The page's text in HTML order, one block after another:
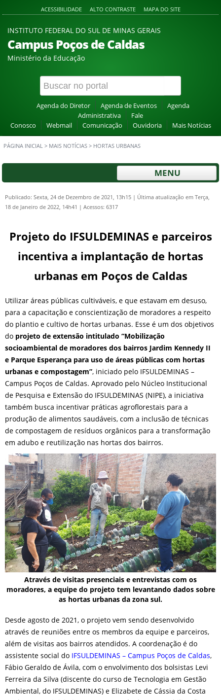
ACESSIBILIDADE ALTO CONTRASTE MAPA DO SITE
INSTITUTO FEDERAL DO SUL DE MINAS GERAIS
Campus Poços de Caldas
Ministério da Educação
Agenda do Diretor Agenda de Eventos
Agenda
Administrativa
Fale
Conosco
Webmail Comunicação Ouvidoria Mais Notícias
PÁGINA INICIAL > MAIS NOTÍCIAS > HORTAS URBANAS
MENU
Publicado: Sexta, 24 de Dezembro de 2021, 13h15 | Última atualização em Terça,
18 de Janeiro de 2022, 14h41 | Acessos: 6317
Projeto do IFSULDEMINAS e parceiros
incentiva a implantação de hortas
urbanas em Poços de Caldas
Utilizar áreas públicas cultiváveis, e que estavam em desuso,
para a capacitação e conscientização de moradores a respeito
do plantio e cultivo de hortas urbanas. Esse é um dos objetivos
do projeto de extensão intitulado “Mobilização
socioambiental de moradores dos bairros Jardim Kennedy II
e Parque Esperança para uso de áreas públicas com hortas
urbanas e compostagem”, iniciado pelo IFSULDEMINAS –
Campus Poços de Caldas. Aprovado pelo Núcleo Institucional
de Pesquisa e Extensão do IFSULDEMINAS (NIPE), a iniciativa
também busca incentivar práticas agroflorestais para a
produção de alimentos saudáveis, com a inclusão de técnicas
de compostagem de resíduos orgânicos para a transformação
em adubo e reutilização nas hortas dos bairros.
Através de visitas presenciais e entrevistas com os
moradores, a equipe do projeto tem levantando dados sobre
as hortas urbanas da zona sul.
Desde agosto de 2021, o projeto vem sendo desenvolvido
através de reuniões entre os membros da equipe e parceiros,
além de visitas aos bairros atendidos. A coordenação é do
assistente social do IFSULDEMINAS – Campus Poços de Caldas,
Fábio Geraldo de Ávila, com o envolvimento dos bolsistas Levi
Ferreira da Silva (discente do curso de Tecnologia em Gestão
Ambiental, do IFSULDEMINAS) e Elizabete de Cássia da Costa